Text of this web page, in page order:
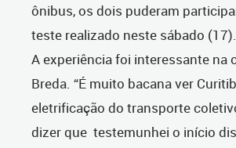
ônibus, os dois puderam
teste realizado neste sábado (17).
A experiência foi interessante na
Breda. “É muito bacana ver
eletrificação do transporte
dizer que testemunhei o início